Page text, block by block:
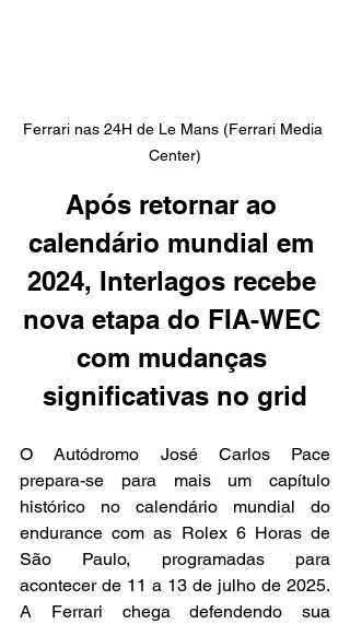
Ferrari nas 24H de Le Mans (Ferrari Media
Center)
Após retornar ao
calendário mundial em
2024, Interlagos recebe
nova etapa do FIA-WEC
com mudanças
significativas no grid
O Autódromo José Carlos Pace
prepara-se para mais um capítulo
histórico no calendário mundial do
endurance com as Rolex 6 Horas de
São Paulo, programadas para
acontecer de 11 a 13 de julho de 2025.
A Ferrari chega defendendo sua